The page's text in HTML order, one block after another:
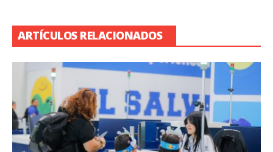
ARTÍCULOS RELACIONADOS